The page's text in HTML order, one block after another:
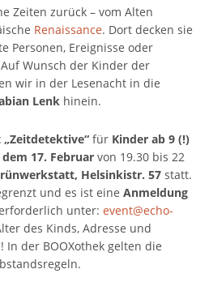
Zeiten zurück – vom Alten
Renaissance. Dort decken sie
Personen, Ereignisse oder
Wunsch der Kinder der
wir in der Lesenacht in die
Lenk hinein.
„Zeitdetektive“ für Kinder ab 9 (!)
17. Februar von 19.30 bis 22
Helsinkistr. 57 statt.
und es ist eine Anmeldung
unter: event@echo-
des Kinds, Adresse und
der BOOXothek gelten die